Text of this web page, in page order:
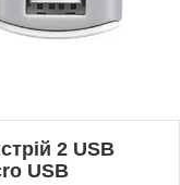
2 USB
USB